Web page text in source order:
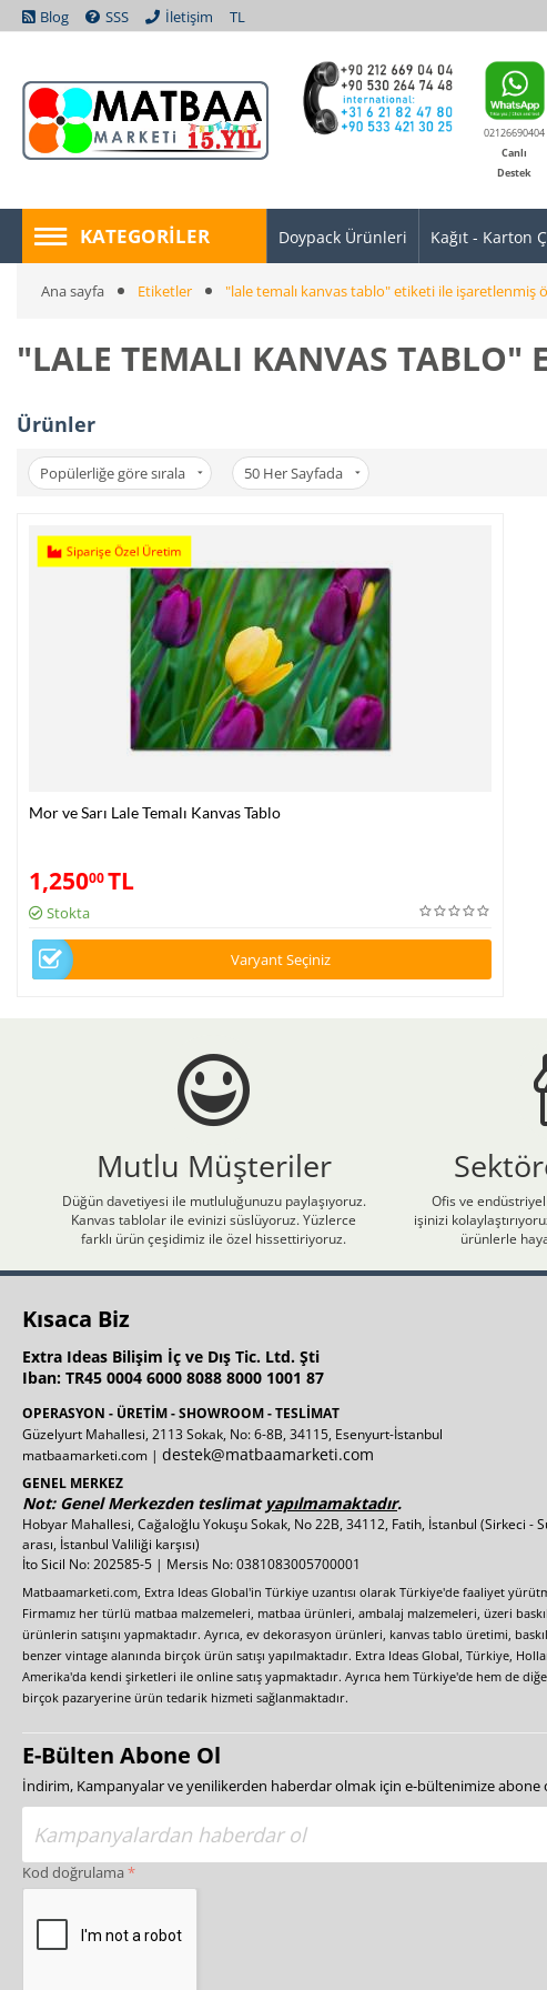
Blog SSS İletişim TL
02126690404
Canlı
Destek
KATEGORILER Doypack Ürünleri Kağıt - Karton
Ana sayfa Etiketler "lale temalı kanvas tablo" etiketi ile işaretlenmiş
"LALE TEMALI KANVAS TABLO"
Ürünler
Popülerliğe göre sırala 50 Her Sayfada
Siparişe Özel Üretim
Mor ve Sarı Lale Temalı Kanvas Tablo
1,25000TL
Stokta
Varyant Seçiniz
Mutlu Müşteriler
Düğün davetiyesi ile mutluluğunuzu paylaşıyoruz.
Kanvas tablolar ile evinizi süslüyoruz. Yüzlerce
farklı ürün çeşidimiz ile özel hissettiriyoruz.
Ofis ve
işinizi
ürünlerle
Kısaca Biz
Extra Ideas Bilişim İç ve Dış Tic. Ltd. Şti
Iban: TR45 0004 6000 8088 8000 1001 87
OPERASYON - ÜRETİM - SHOWROOM - TESLİMAT
Güzelyurt Mahallesi, 2113 Sokak, No: 6-8B, 34115, Esenyurt-İstanbul
matbaamarketi.com | destek@matbaamarketi.com
GENEL MERKEZ
Not: Genel Merkezden teslimat yapılmamaktadır.
Hobyar Mahallesi, Cağaloğlu Yokuşu Sokak, No 22B, 34112, Fatih, İstanbul (Sirkeci -
arası, İstanbul Valiliği karşısı)
İto Sicil No: 202585-5 | Mersis No: 0381083005700001
Matbaamarketi.com, Extra Ideas Global'in Türkiye uzantısı olarak Türkiye'de faaliyet
Firmamız her türlü matbaa malzemeleri, matbaa ürünleri, ambalaj malzemeleri, üzeri
ürünlerin satışını yapmaktadır. Ayrıca, ev dekorasyon ürünleri, kanvas tablo üretimi,
benzer vintage alanında birçok ürün satışı yapılmaktadır. Extra Ideas Global, Türkiye,
Amerika'da kendi şirketleri ile online satış yapmaktadır. Ayrıca hem Türkiye'de hem de
birçok pazaryerine ürün tedarik hizmeti sağlanmaktadır.
E-Bülten Abone Ol
İndirim, Kampanyalar ve yenilikerden haberdar olmak için e-bültenimize abone
Kod doğrulama